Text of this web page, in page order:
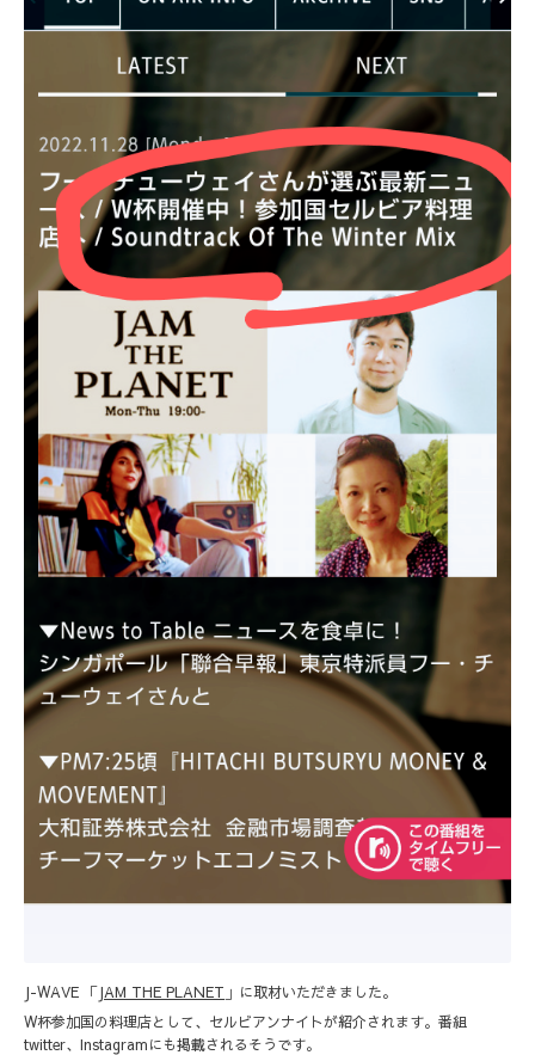
J-WAVE 「JAM THE PLANET 」に取材いただきました。
W杯参加国の料理店として、セルビアンナイトが紹介されます。番組
twitter、Instagramにも掲載されるそうです。